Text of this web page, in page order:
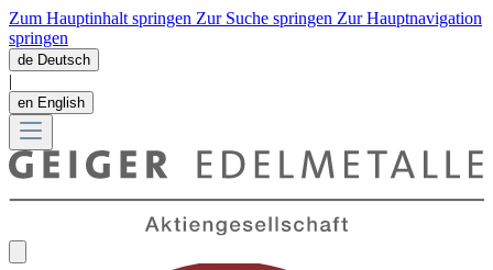
Zum Hauptinhalt springen Zur Suche springen Zur Hauptnavigation
springen
de Deutsch
|
en English